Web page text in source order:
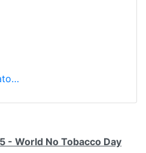
- World No Tobacco Day